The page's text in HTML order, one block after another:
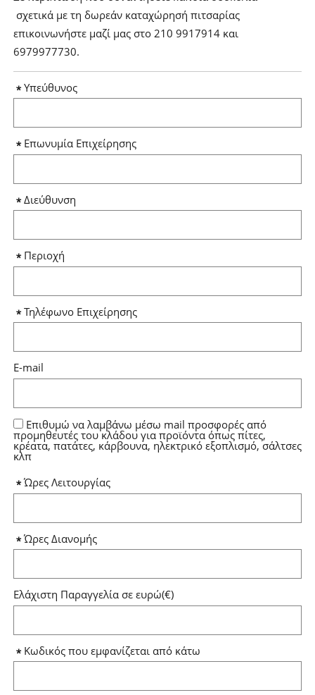
σχετικά με τη δωρεάν καταχώρησή πιτσαρίας
επικοινωνήστε μαζί μας στο 210 9917914 και
6979977730.
Διεύθυνση
Περιοχή
Επιθυμώ να λαμβάνω μέσω mail προσφορές από
προμηθευτές του κλάδου για προϊόντα όπως πίτες,
κρέατα, πατάτες, κάρβουνα, ηλεκτρικό εξοπλισμό, σάλτσες
κλπ
Ώρες Λειτουργίας
Ώρες Διανομής